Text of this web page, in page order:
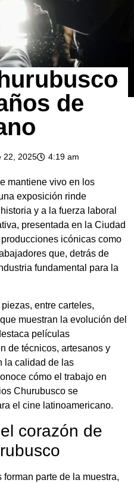
de
22, 2025 4:19 am
mantiene vivo en los
exposición rinde
y a la fuerza laboral
presentada en la Ciudad
icónicas como
que, detrás de
fundamental para la
entre carteles,
muestran la evolución del
películas
de técnicos, artesanos y
la calidad de las
cómo el trabajo en
Churubusco se
el cine latinoamericano.
corazón de
parte de la muestra,